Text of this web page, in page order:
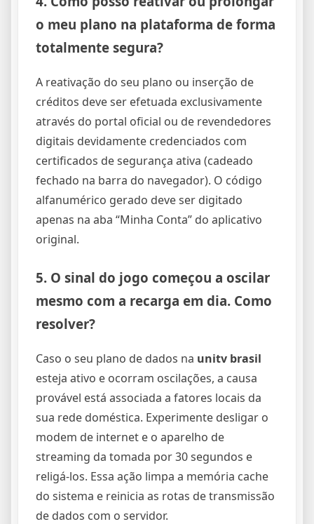
o meu plano na plataforma de forma
totalmente segura?
A reativação do seu plano ou inserção de
créditos deve ser efetuada exclusivamente
através do portal oficial ou de revendedores
digitais devidamente credenciados com
certificados de segurança ativa (cadeado
fechado na barra do navegador). O código
alfanumérico gerado deve ser digitado
apenas na aba “Minha Conta” do aplicativo
original.
5. O sinal do jogo começou a oscilar
mesmo com a recarga em dia. Como
resolver?
Caso o seu plano de dados na unitv brasil
esteja ativo e ocorram oscilações, a causa
provável está associada a fatores locais da
sua rede doméstica. Experimente desligar o
modem de internet e o aparelho de
streaming da tomada por 30 segundos e
religá-los. Essa ação limpa a memória cache
do sistema e reinicia as rotas de transmissão
de dados com o servidor.